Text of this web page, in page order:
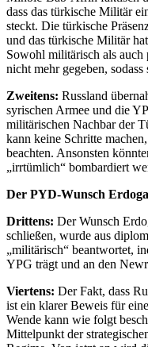
dass das türkische Militär
steckt. Die türkische
und das türkische Militär
Sowohl militärisch als auch
nicht mehr gegeben,
Zweitens: Russland
syrischen Armee und die
militärischen Nachbar der
kann keine Schritte
beachten. Ansonsten
„irrtümlich“ bombardiert
Der PYD-Wunsch
Drittens: Der Wunsch
schließen, wurde aus
„militärisch“ beantwortet,
YPG trägt und an den
Viertens: Der Fakt, dass
ist ein klarer Beweis für
Wende kann wie folgt
Mittelpunkt der